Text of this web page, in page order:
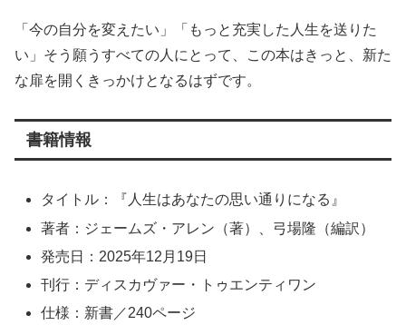
「今の自分を変えたい」「もっと充実した人生を送りた
い」そう願うすべての人にとって、この本はきっと、新た
な扉を開くきっかけとなるはずです。
書籍情報
タイトル：『人生はあなたの思い通りになる』
著者：ジェームズ・アレン（著）、弓場隆（編訳）
発売日：2025年12月19日
刊行：ディスカヴァー・トゥエンティワン
仕様：新書／240ページ